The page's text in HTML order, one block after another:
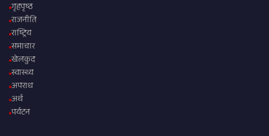
गृहपृष्ठ
राजनीति
राष्ट्रिय
समाचार
खेलकुद
स्वास्थ्य
अपराध
अर्थ
पर्यटन